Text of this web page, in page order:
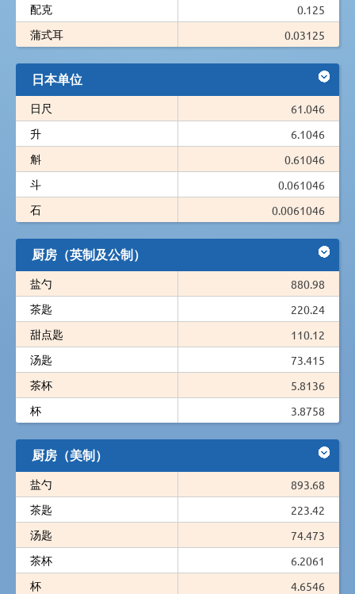
配克
0.125
蒲式耳
0.03125
日本单位
日尺
61.046
升
6.1046
斛
0.61046
斗
0.061046
石
0.0061046
厨房（英制及公制）
盐勺
880.98
茶匙
220.24
甜点匙
110.12
汤匙
73.415
茶杯
5.8136
杯
3.8758
厨房（美制）
盐勺
893.68
茶匙
223.42
汤匙
74.473
茶杯
6.2061
杯
4.6546